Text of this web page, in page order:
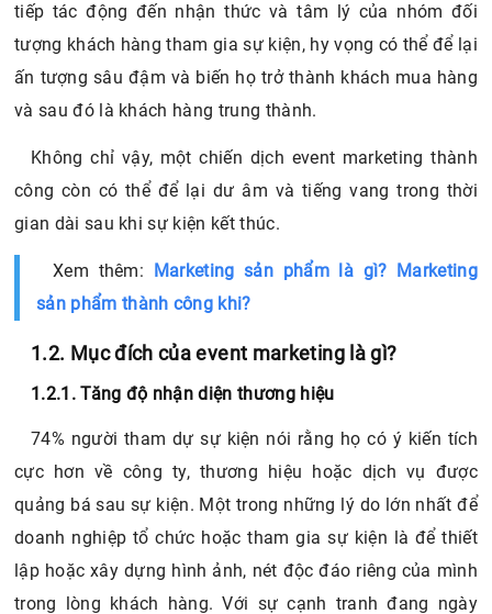
tiếp tác động đến nhận thức và tâm lý của nhóm đối
tượng khách hàng tham gia sự kiện, hy vọng có thể để lại
ấn tượng sâu đậm và biến họ trở thành khách mua hàng
và sau đó là khách hàng trung thành.
Không chỉ vậy, một chiến dịch event marketing thành
công còn có thể để lại dư âm và tiếng vang trong thời
gian dài sau khi sự kiện kết thúc.
Xem thêm:
Marketing sản phẩm là gì? Marketing
sản phẩm thành công khi?
1.2. Mục đích của event marketing là gì?
1.2.1. Tăng độ nhận diện thương hiệu
74% người tham dự sự kiện nói rằng họ có ý kiến tích
cực hơn về công ty, thương hiệu hoặc dịch vụ được
quảng bá sau sự kiện. Một trong những lý do lớn nhất để
doanh nghiệp tổ chức hoặc tham gia sự kiện là để thiết
lập hoặc xây dựng hình ảnh, nét độc đáo riêng của mình
trong lòng khách hàng. Với sự cạnh tranh đang ngày